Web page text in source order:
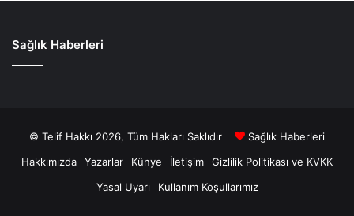
Sağlık Haberleri
© Telif Hakkı 2026, Tüm Hakları Saklıdır
Sağlık Haberleri
Hakkımızda
Yazarlar Künye İletişim
Gizlilik Politikası ve KVKK
Yasal Uyarı
Kullanım Koşullarımız